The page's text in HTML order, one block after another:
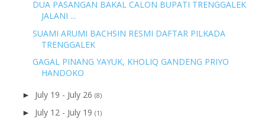
DUA PASANGAN BAKAL CALON BUPATI TRENGGALEK
JALANI ...
SUAMI ARUMI BACHSIN RESMI DAFTAR PILKADA
TRENGGALEK
GAGAL PINANG YAYUK, KHOLIQ GANDENG PRIYO
HANDOKO
► July 19 - July 26 (8)
► July 12 - July 19 (1)